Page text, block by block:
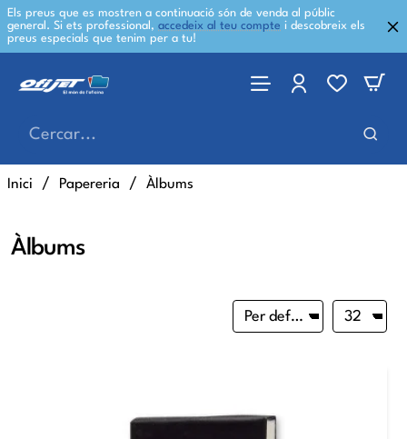
Els preus que es mostren a continuació són de venda al públic
general. Si ets professional, accedeix al teu compte i descobreix els
preus especials que tenim per a tu!
Àlbums
Inici homePapereria Àlbums